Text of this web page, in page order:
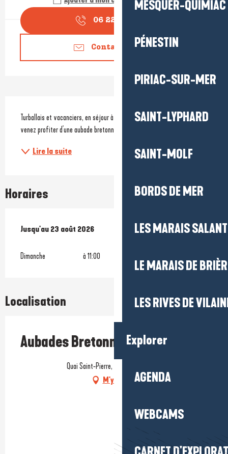
MESQUER-QUIMIAC
PÉNESTIN
PIRIAC-SUR-MER
SAINT-LYPHARD
SAINT-MOLF
BORDS DE MER
LES MARAIS
LE MARAIS DE
LES RIVES DE
Explorer
AGENDA
WEBCAMS
06 22 27 91
Contactez-nous
Description
Turballais et vacanciers, en séjour à la Turballe ou juste de passage,
venez profiter d'une aubade bretonne à deux pas u port et de la plage.
Lire la suite
Horaires
Du5 juillet 2026 au23 août 2026
Jusqu'au 23 août 2026
Dimanche à 11:00
Localisation
Aubades Bretonnes
Quai Saint-Pierre, 44420 La Turballe
M'y rendre